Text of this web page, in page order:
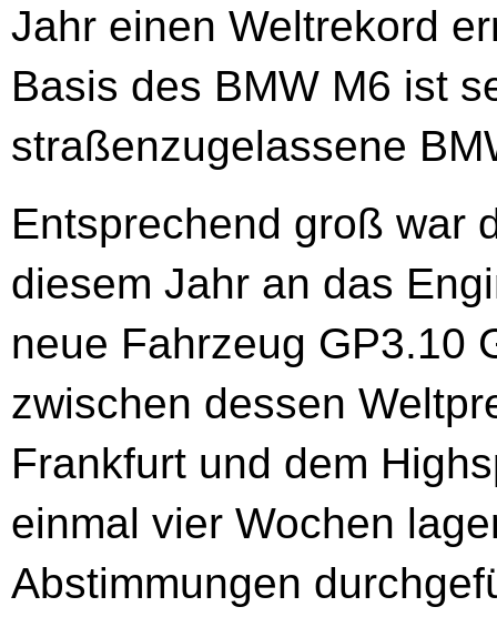
Jahr einen Weltrekord
Basis des BMW M6 ist
straßenzugelassene
Entsprechend groß war
diesem Jahr an das
neue Fahrzeug GP3.10
zwischen dessen
Frankfurt und dem
einmal vier Wochen
Abstimmungen